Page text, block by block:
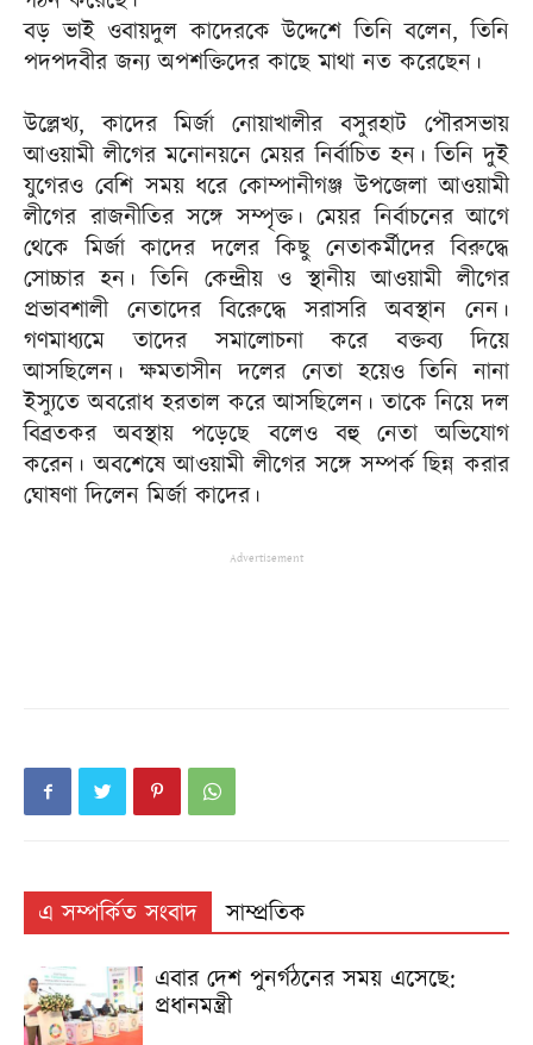
বড় ভাই ওবায়দুল কাদেরকে উদ্দেশে তিনি বলেন, তিনি
পদপদবীর জন্য অপশক্তিদের কাছে মাথা নত করেছেন।
উল্লেখ্য, কাদের মির্জা নোয়াখালীর বসুরহাট পৌরসভায়
আওয়ামী লীগের মনোনয়নে মেয়র নির্বাচিত হন। তিনি দুই
যুগেরও বেশি সময় ধরে কোম্পানীগঞ্জ উপজেলা আওয়ামী
লীগের রাজনীতির সঙ্গে সম্পৃক্ত। মেয়র নির্বাচনের আগে
থেকে মির্জা কাদের দলের কিছু নেতাকর্মীদের বিরুদ্ধে
সোচ্চার হন। তিনি কেন্দ্রীয় ও স্থানীয় আওয়ামী লীগের
প্রভাবশালী নেতাদের বিরেুদ্ধে সরাসরি অবস্থান নেন।
গণমাধ্যমে তাদের সমালোচনা করে বক্তব্য দিয়ে
আসছিলেন। ক্ষমতাসীন দলের নেতা হয়েও তিনি নানা
ইস্যুতে অবরোধ হরতাল করে আসছিলেন। তাকে নিয়ে দল
বিব্রতকর অবস্থায় পড়েছে বলেও বহু নেতা অভিযোগ
করেন। অবশেষে আওয়ামী লীগের সঙ্গে সম্পর্ক ছিন্ন করার
ঘোষণা দিলেন মির্জা কাদের।
Advertisement
এ সম্পর্কিত সংবাদ
সাম্প্রতিক
এবার দেশ পুনর্গঠনের সময় এসেছে:
প্রধানমন্ত্রী